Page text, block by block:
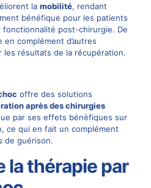
la mobilité, rendant
bénéfique pour les patients
post-chirurgie. De
complément d’autres
résultats de la récupération.
offre des solutions
après des chirurgies
par ses effets bénéfiques sur
ce qui en fait un complément
de guérison.
la thérapie par